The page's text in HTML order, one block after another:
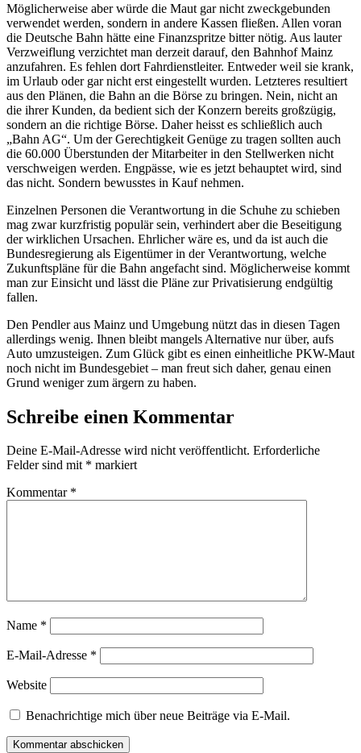
Möglicherweise aber würde die Maut gar nicht zweckgebunden
verwendet werden, sondern in andere Kassen fließen. Allen voran
die Deutsche Bahn hätte eine Finanzspritze bitter nötig. Aus lauter
Verzweiflung verzichtet man derzeit darauf, den Bahnhof Mainz
anzufahren. Es fehlen dort Fahrdienstleiter. Entweder weil sie krank,
im Urlaub oder gar nicht erst eingestellt wurden. Letzteres resultiert
aus den Plänen, die Bahn an die Börse zu bringen. Nein, nicht an
die ihrer Kunden, da bedient sich der Konzern bereits großzügig,
sondern an die richtige Börse. Daher heisst es schließlich auch
„Bahn AG“. Um der Gerechtigkeit Genüge zu tragen sollten auch
die 60.000 Überstunden der Mitarbeiter in den Stellwerken nicht
verschweigen werden. Engpässe, wie es jetzt behauptet wird, sind
das nicht. Sondern bewusstes in Kauf nehmen.
Einzelnen Personen die Verantwortung in die Schuhe zu schieben
mag zwar kurzfristig populär sein, verhindert aber die Beseitigung
der wirklichen Ursachen. Ehrlicher wäre es, und da ist auch die
Bundesregierung als Eigentümer in der Verantwortung, welche
Zukunftspläne für die Bahn angefacht sind. Möglicherweise kommt
man zur Einsicht und lässt die Pläne zur Privatisierung endgültig
fallen.
Den Pendler aus Mainz und Umgebung nützt das in diesen Tagen
allerdings wenig. Ihnen bleibt mangels Alternative nur über, aufs
Auto umzusteigen. Zum Glück gibt es einen einheitliche PKW-Maut
noch nicht im Bundesgebiet – man freut sich daher, genau einen
Grund weniger zum ärgern zu haben.
Schreibe einen Kommentar
Deine E-Mail-Adresse wird nicht veröffentlicht. Erforderliche
Felder sind mit * markiert
Kommentar *
Name *
E-Mail-Adresse *
Website
Benachrichtige mich über neue Beiträge via E-Mail.